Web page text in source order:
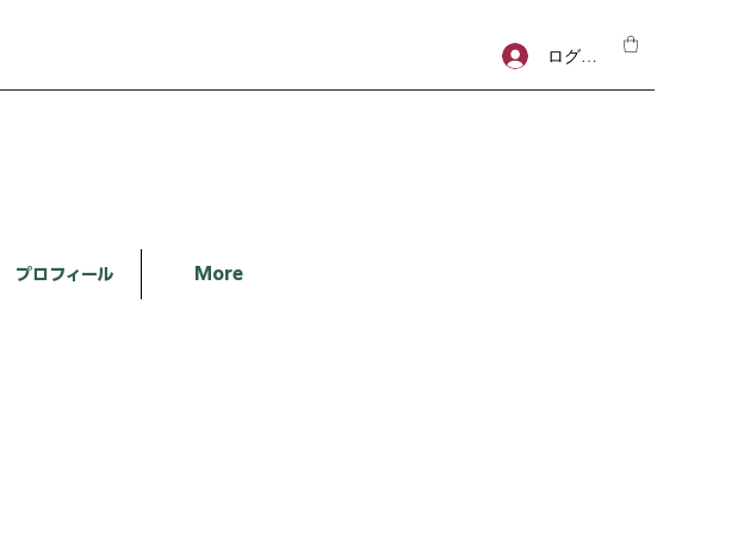
ログイン
プロフィール More